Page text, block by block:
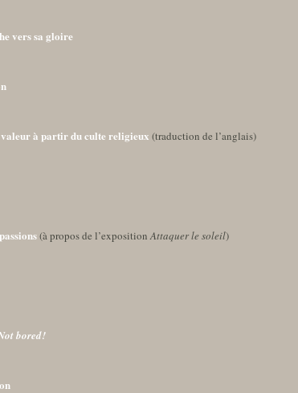
vers sa gloire
à partir du culte religieux (traduction de l’anglais)
(à propos de l’expositionAttaquer le soleil)
bored!